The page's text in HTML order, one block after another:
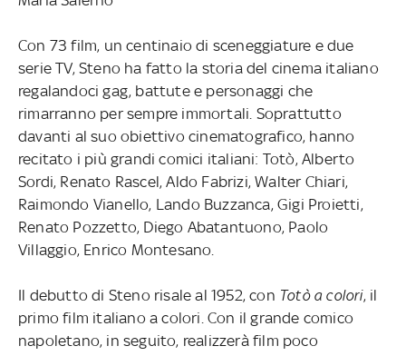
Con 73 film, un centinaio di sceneggiature e due
serie TV, Steno ha fatto la storia del cinema italiano
regalandoci gag, battute e personaggi che
rimarranno per sempre immortali. Soprattutto
davanti al suo obiettivo cinematografico, hanno
recitato i più grandi comici italiani: Totò, Alberto
Sordi, Renato Rascel, Aldo Fabrizi, Walter Chiari,
Raimondo Vianello, Lando Buzzanca, Gigi Proietti,
Renato Pozzetto, Diego Abatantuono, Paolo
Villaggio, Enrico Montesano.
Il debutto di Steno risale al 1952, con Totò a colori, il
primo film italiano a colori. Con il grande comico
napoletano, in seguito, realizzerà film poco